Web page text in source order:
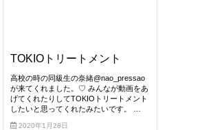
TOKIOトリートメント
高校の時の同級生の奈緒@nao_pressao
が来てくれました。♡ みんなが動画をあ
げてくれたりしてTOKIOトリートメント
したいと思ってくれたみたいです。 …
2020年1月28日